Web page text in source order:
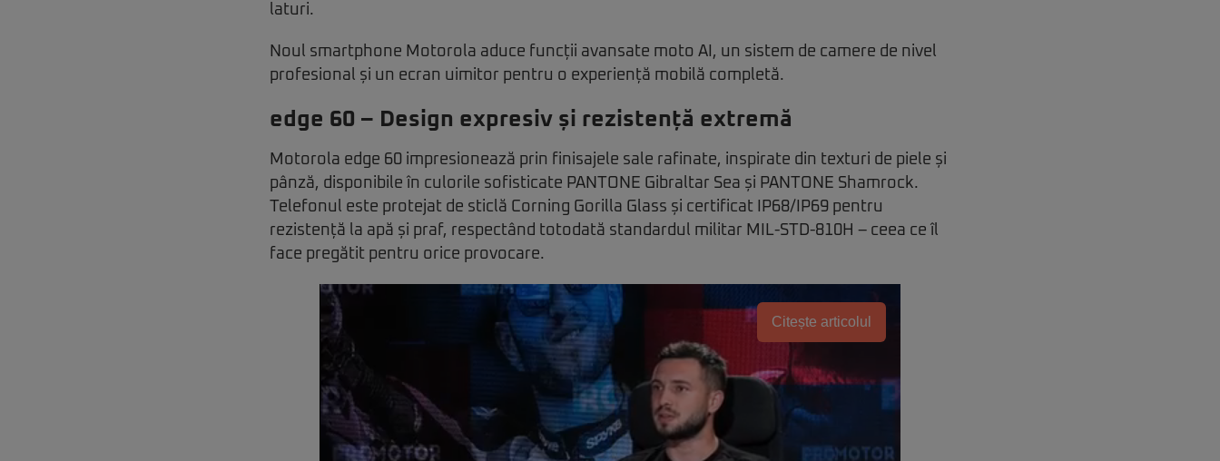
laturi.
Noul smartphone Motorola aduce funcții avansate moto AI, un sistem de camere de nivel
profesional și un ecran uimitor pentru o experiență mobilă completă.
edge 60 – Design expresiv și rezistență extremă
Motorola edge 60 impresionează prin finisajele sale rafinate, inspirate din texturi de piele și
pânză, disponibile în culorile sofisticate PANTONE Gibraltar Sea și PANTONE Shamrock.
Telefonul este protejat de sticlă Corning Gorilla Glass și certificat IP68/IP69 pentru
rezistență la apă și praf, respectând totodată standardul militar MIL-STD-810H – ceea ce îl
face pregătit pentru orice provocare.
Citește articolul